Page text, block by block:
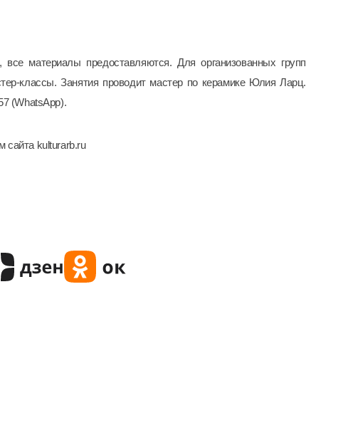
материалы предоставляются. Для организованных групп
классы.Занятия проводит мастер по керамике Юлия Ларц.
(WhatsApp).
сайта kulturarb.ru